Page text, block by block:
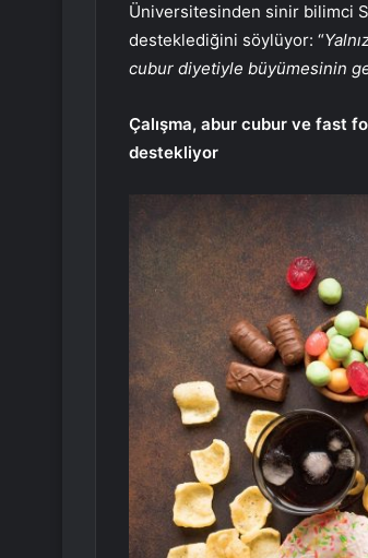
Üniversitesinden sinir bilimci
desteklediğini söylüyor: “
cubur diyetiyle büyümesinin
Çalışma, abur cubur ve fast
destekliyor